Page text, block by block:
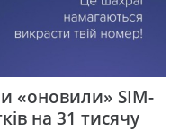
«оновили» SIM-
на 31 тисячу